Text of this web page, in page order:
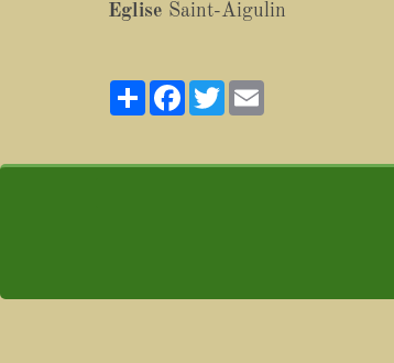
Eglise Saint-Aigulin
PartagerFacebook
Twitter